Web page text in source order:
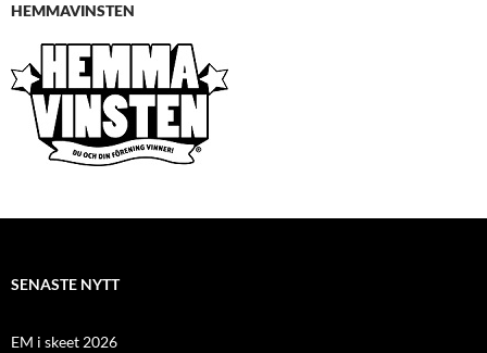
HEMMAVINSTEN
SENASTE NYTT
EM i skeet 2026